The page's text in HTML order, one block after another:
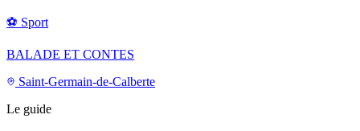
⚽ Sport
BALADE ET CONTES
Saint-Germain-de-Calberte
Le guide